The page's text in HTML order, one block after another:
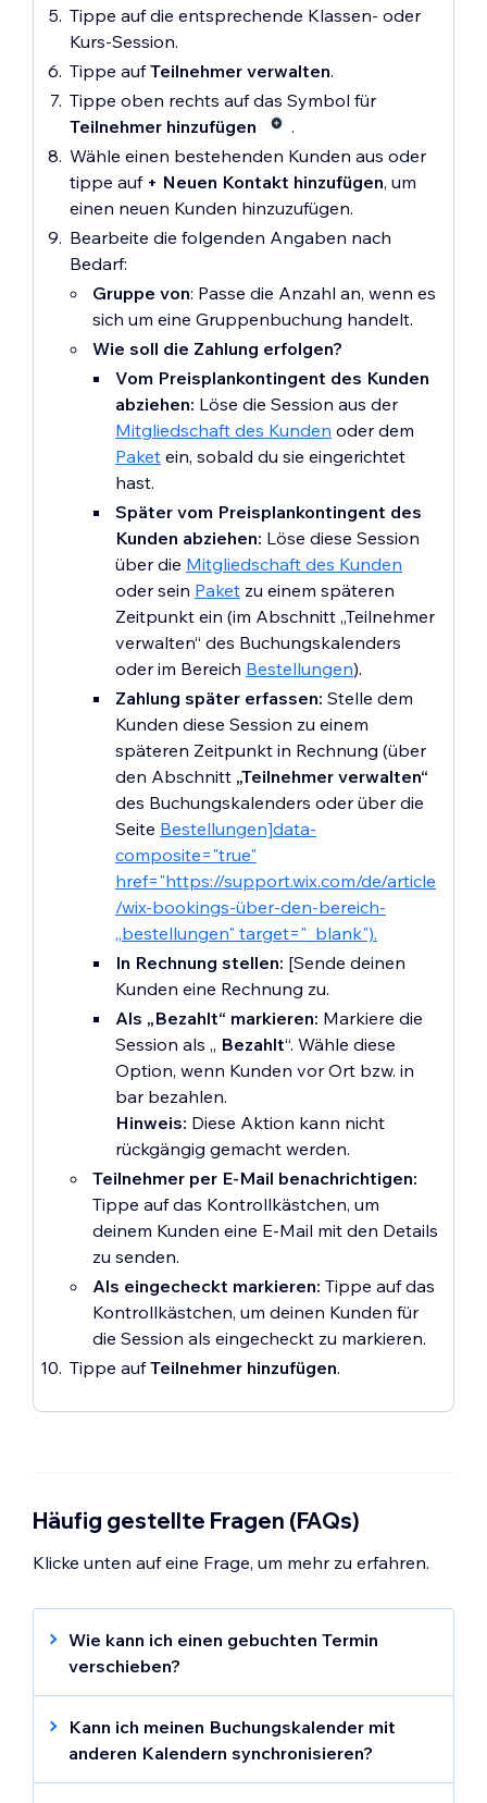
Tippe auf die entsprechende Klassen- oder
Kurs-Session.
Tippe aufTeilnehmer verwalten.
Tippe oben rechts auf das Symbol für
Teilnehmer hinzufügen
.
Wähle einen bestehenden Kunden aus oder
tippe auf + Neuen Kontakt hinzufügen, um
einen neuen Kunden hinzuzufügen.
Bearbeite die folgenden Angaben nach
Bedarf:
Gruppe von: Passe die Anzahl an, wenn es
sich um eine Gruppenbuchung handelt.
Wie soll die Zahlung erfolgen?
Vom Preisplankontingent des Kunden
abziehen: Löse die Session aus der
Mitgliedschaft des Kunden oder dem
Paket ein, sobald du sie eingerichtet
hast.
Später vom Preisplankontingent des
Kunden abziehen: Löse diese Session
über die Mitgliedschaft des Kunden
oder sein Paket zu einem späteren
Zeitpunkt ein (im Abschnitt „Teilnehmer
verwalten“ des Buchungskalenders
oder im Bereich Bestellungen).
Zahlung später erfassen: Stelle dem
Kunden diese Session zu einem
späteren Zeitpunkt in Rechnung (über
den Abschnitt „Teilnehmer verwalten“
des Buchungskalenders oder über die
Seite Bestellungen]data-
composite="true"
href="https://support.wix.com/de/article
/wix-bookings-über-den-bereich-
„bestellungen" target="_blank").
In Rechnung stellen: [Sende deinen
Kunden eine Rechnung zu.
Als „Bezahlt“ markieren: Markiere die
Session als „ Bezahlt“. Wähle diese
Option, wenn Kunden vor Ort bzw. in
bar bezahlen.
Hinweis: Diese Aktion kann nicht
rückgängig gemacht werden.
Teilnehmer per E-Mail benachrichtigen:
Tippe auf das Kontrollkästchen, um
deinem Kunden eine E-Mail mit den Details
zu senden.
Als eingecheckt markieren: Tippe auf das
Kontrollkästchen, um deinen Kunden für
die Session als eingecheckt zu markieren.
Tippe aufTeilnehmer hinzufügen.
Häufig gestellte Fragen (FAQs)
Klicke unten auf eine Frage, um mehr zu erfahren.
Wie kann ich einen gebuchten Termin
verschieben?
Du kannst direkt über die Wix AppTermine
verschieben . Öffne deinen
Buchungskalender und bearbeite den
Kann ich meinen Buchungskalender mit
anderen Kalendern synchronisieren?
Ja, du kannst deinen Buchungskalender mit